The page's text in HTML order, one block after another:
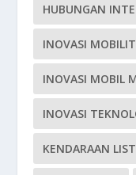
HUBUNGAN
INOVASI
INOVASI MOBIL
INOVASI
KENDARAAN